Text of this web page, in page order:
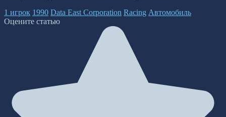
1 игрок 1990 Data East Corporation Racing Автомобиль
Оцените статью